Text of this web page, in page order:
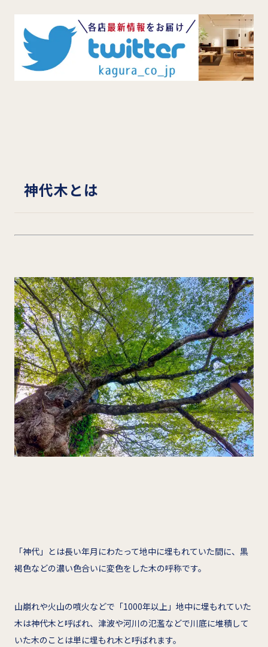
神代木とは
「神代」とは長い年月にわたって地中に埋もれていた間に、黒
褐色などの濃い色合いに変色をした木の呼称です。
山崩れや火山の噴火などで「1000年以上」地中に埋もれていた
木は神代木と呼ばれ、津波や河川の氾濫などで川底に堆積して
いた木のことは単に埋もれ木と呼ばれます。